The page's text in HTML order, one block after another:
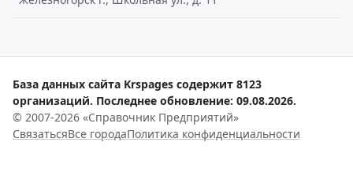
База данных сайта Krspages содержит 8123
организаций. Последнее обновление: 09.08.2026.
© 2007-2026 «Справочник Предприятий»
СвязатьсяВсе городаПолитика конфиденциальности